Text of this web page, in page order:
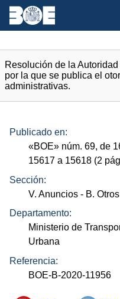
Resolución de la
por la que se publica el
administrativas.
Publicado en:
«BOE» núm. 69, de
15617 a 15618 (2
Sección:
V. Anuncios - B.
Departamento:
Ministerio de
Urbana
Referencia:
BOE-B-2020-11956